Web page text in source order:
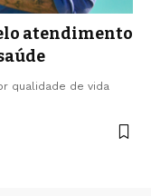
atendimento
qualidade de vida